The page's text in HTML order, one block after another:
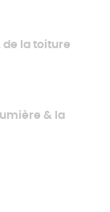
de la toiture
& la